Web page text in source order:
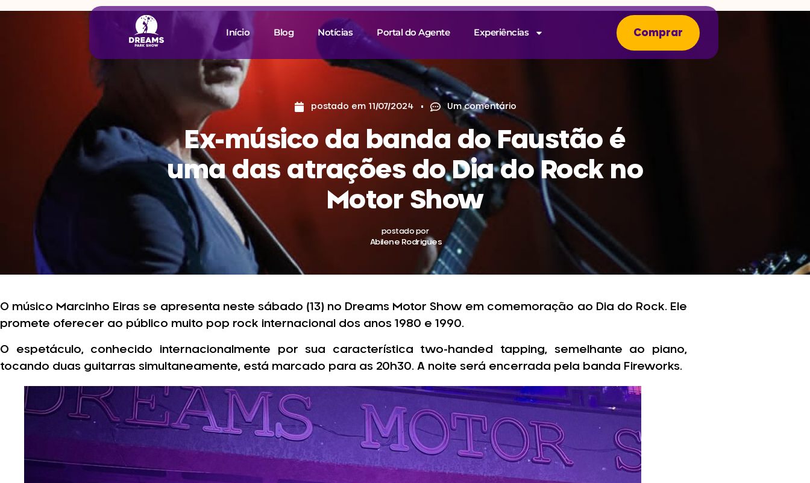
Início Blog Notícias Portal do Agente Experiências Comprar
postado em 11/07/2024 Um comentário
Ex-músico da banda do Faustão é
uma das atrações do Dia do Rock no
Motor Show
postado por
Abilene Rodrigues
O músico Marcinho Eiras se apresenta neste sábado (13) no Dreams Motor Show em comemoração ao Dia do Rock. Ele
promete oferecer ao público muito pop rock internacional dos anos 1980 e 1990.
O espetáculo, conhecido internacionalmente por sua característica two-handed tapping, semelhante ao piano,
tocando duas guitarras simultaneamente, está marcado para as 20h30. A noite será encerrada pela banda Fireworks.